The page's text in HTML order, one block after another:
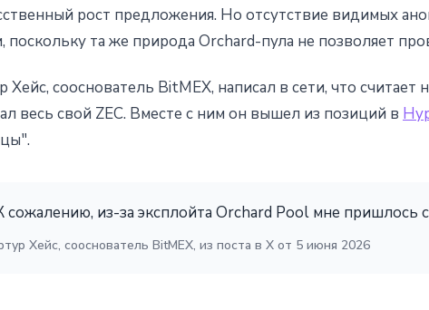
рост предложения. Но отсутствие видимых
поскольку та же природа Orchard-пула не позволяет
Хейс, сооснователь BitMEX, написал в сети, что
весь свой ZEC. Вместе с ним он вышел из позиций в
сожалению, из-за эксплойта Orchard Pool мне пришлось
Хейс, сооснователь BitMEX, из поста в X от 5 июня 2026